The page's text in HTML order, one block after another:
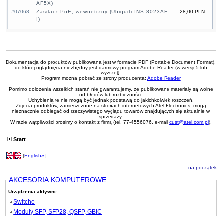
AF5X)
#07068
28,00 PLN
Zasilacz PoE, wewnętrzny (Ubiquiti INS-8023AF-
I)
Dokumentacja do produktów publikowana jest w formacie PDF (Portable Document Format),
do której oglądnięcia niezbędny jest darmowy program Adobe Reader (w wersji 5 lub
wyższej).
Program można pobrać ze strony producenta: Adobe Reader
Pomimo dołożenia wszelkich starań nie gwarantujemy, że publikowane materiały są wolne
od błędów lub rozbieżności.
Uchybienia te nie mogą być jednak podstawą do jakichkolwiek roszczeń.
Zdjęcia produktów, zamieszczone na stronach internetowych Atel Electronics, mogą
nieznacznie odbiegać od rzeczywistego wyglądu towarów znajdujących się aktualnie w
sprzedaży.
W razie wątpliwości prosimy o kontakt z firmą (tel. 77-4556076, e-mail cust@atel.com.pl).
Start
[English»]
na początek
AKCESORIA KOMPUTEROWE
Urządzenia aktywne
Switche
Moduły SFP, SFP28, QSFP, GBIC